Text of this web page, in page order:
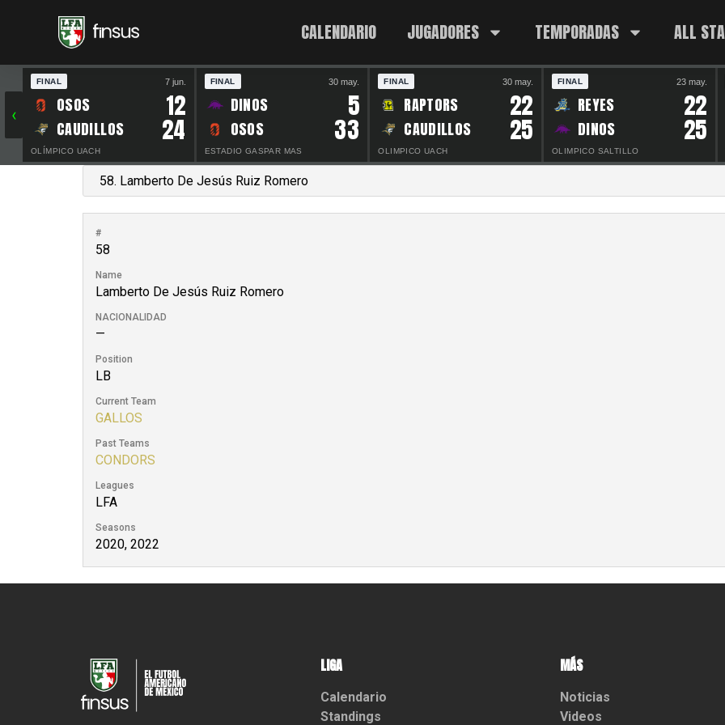
CALENDARIO JUGADORES TEMPORADAS ALL
‹
FINAL 7 jun.
OSOS 12
CAUDILLOS 24
OLÍMPICO UACH
FINAL 30 may.
DINOS 5
OSOS 33
ESTADIO GASPAR MAS
FINAL 30 may.
RAPTORS 22
CAUDILLOS 25
OLIMPICO UACH
FINAL 23 may.
REYES 22
DINOS 25
OLIMPICO SALTILLO
#
58
Name
Lamberto De Jesús Ruiz Romero
NACIONALIDAD
—
Position
LB
Current Team
GALLOS
Past Teams
CONDORS
Leagues
LFA
Seasons
2020, 2022
LIGA
Calendario
Standings
MÁS
Noticias
Videos